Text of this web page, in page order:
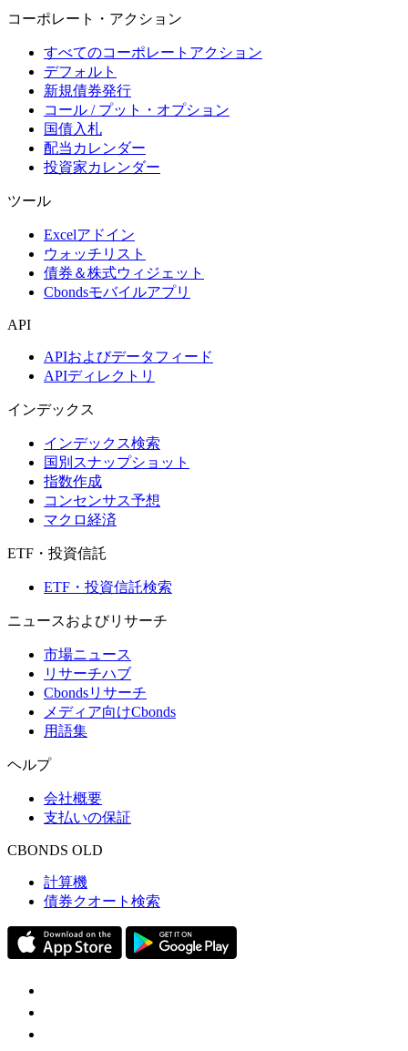
コーポレート・アクション
すべてのコーポレートアクション
デフォルト
新規債券発行
コール / プット・オプション
国債入札
配当カレンダー
投資家カレンダー
ツール
Excelアドイン
ウォッチリスト
債券＆株式ウィジェット
Cbondsモバイルアプリ
API
APIおよびデータフィード
APIディレクトリ
インデックス
インデックス検索
国別スナップショット
指数作成
コンセンサス予想
マクロ経済
ETF・投資信託
ETF・投資信託検索
ニュースおよびリサーチ
市場ニュース
リサーチハブ
Cbondsリサーチ
メディア向けCbonds
用語集
ヘルプ
会社概要
支払いの保証
CBONDS OLD
計算機
債券クオート検索